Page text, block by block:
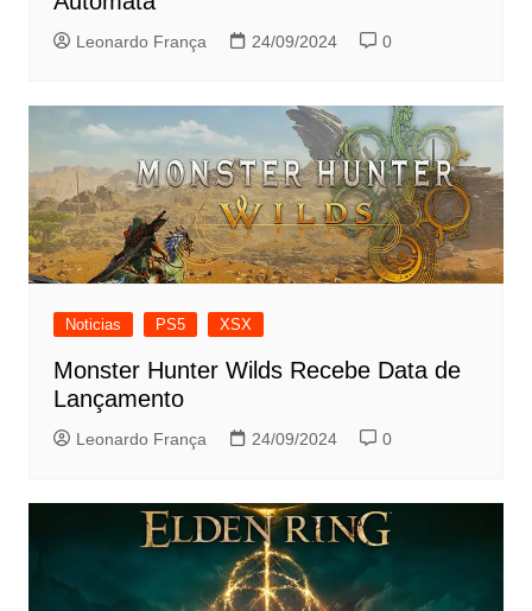
Leonardo França 24/09/2024 0
Noticias PS5 XSX
Monster Hunter Wilds Recebe Data de
Lançamento
Leonardo França 24/09/2024 0